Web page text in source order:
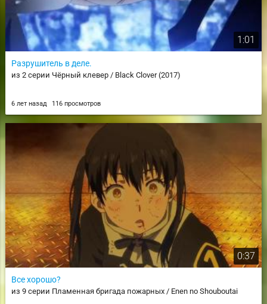
1:01
Разрушитель в деле.
из 2 серии Чёрный клевер / Black Clover (2017)
6 лет назад 116 просмотров
0:37
Все хорошо?
из 9 серии Пламенная бригада пожарных / Enen no Shouboutai